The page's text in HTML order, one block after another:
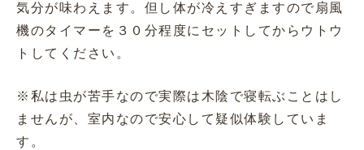
気分が味わえます。但し体が冷えすぎますので扇風
機のタイマーを３０分程度にセットしてからウトウ
トしてください。
※私は虫が苦手なので実際は木陰で寝転ぶことはし
ませんが、室内なので安心して疑似体験していま
す。